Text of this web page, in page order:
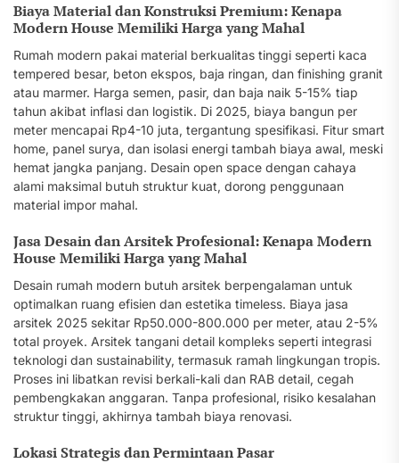
Biaya Material dan Konstruksi Premium: Kenapa
Modern House Memiliki Harga yang Mahal
Rumah modern pakai material berkualitas tinggi seperti kaca
tempered besar, beton ekspos, baja ringan, dan finishing granit
atau marmer. Harga semen, pasir, dan baja naik 5-15% tiap
tahun akibat inflasi dan logistik. Di 2025, biaya bangun per
meter mencapai Rp4-10 juta, tergantung spesifikasi. Fitur smart
home, panel surya, dan isolasi energi tambah biaya awal, meski
hemat jangka panjang. Desain open space dengan cahaya
alami maksimal butuh struktur kuat, dorong penggunaan
material impor mahal.
Jasa Desain dan Arsitek Profesional: Kenapa Modern
House Memiliki Harga yang Mahal
Desain rumah modern butuh arsitek berpengalaman untuk
optimalkan ruang efisien dan estetika timeless. Biaya jasa
arsitek 2025 sekitar Rp50.000-800.000 per meter, atau 2-5%
total proyek. Arsitek tangani detail kompleks seperti integrasi
teknologi dan sustainability, termasuk ramah lingkungan tropis.
Proses ini libatkan revisi berkali-kali dan RAB detail, cegah
pembengkakan anggaran. Tanpa profesional, risiko kesalahan
struktur tinggi, akhirnya tambah biaya renovasi.
Lokasi Strategis dan Permintaan Pasar